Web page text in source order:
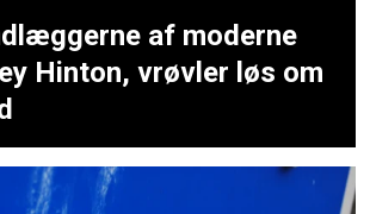
af moderne
Hinton, vrøvler løs om